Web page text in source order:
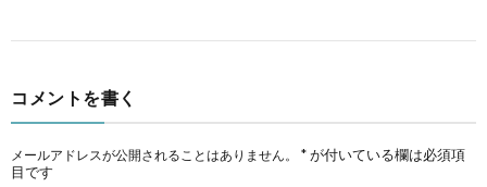
コメントを書く
メールアドレスが公開されることはありません。 *が付いている欄は必須項
目です